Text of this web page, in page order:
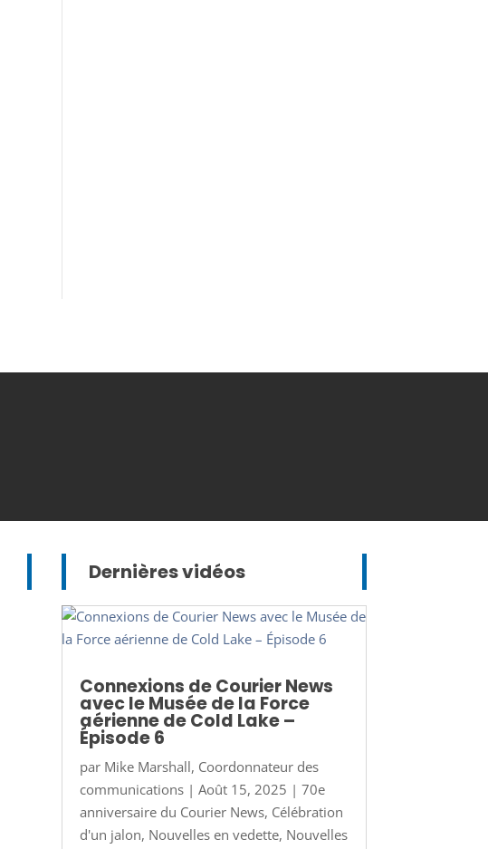
Dernières vidéos
Connexions de Courier News
avec le Musée de la Force
aérienne de Cold Lake –
Épisode 6
par Mike Marshall, Coordonnateur des
communications| Août 15, 2025 | 70e
anniversaire du Courier News, Célébration
d'un jalon, Nouvelles en vedette, Nouvelles